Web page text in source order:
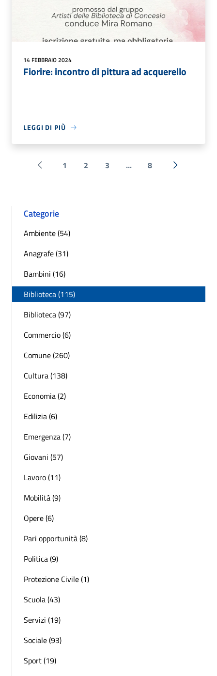
14 FEBBRAIO 2024
Fiorire: incontro di pittura ad acquerello
LEGGI DI PIÙ
Pagina precedente
1 2 3 ... 8 Successiva
Categorie
Ambiente (54)
Anagrafe (31)
Bambini (16)
Biblioteca (115)
Biblioteca (97)
Commercio (6)
Comune (260)
Cultura (138)
Economia (2)
Edilizia (6)
Emergenza (7)
Giovani (57)
Lavoro (11)
Mobilità (9)
Opere (6)
Pari opportunità (8)
Politica (9)
Protezione Civile (1)
Scuola (43)
Servizi (19)
Sociale (93)
Sport (19)